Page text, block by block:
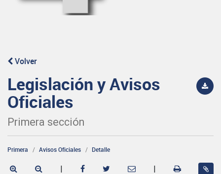
Volver
Legislación y Avisos
Oficiales
Primera sección
Primera Avisos Oficiales Detalle
| |